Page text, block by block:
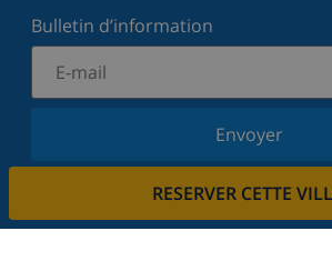
RESERVER CETTE
Bulletin d’information
Envoyer
Inscrivez-vous à notre newsletter et
votre vie privée.